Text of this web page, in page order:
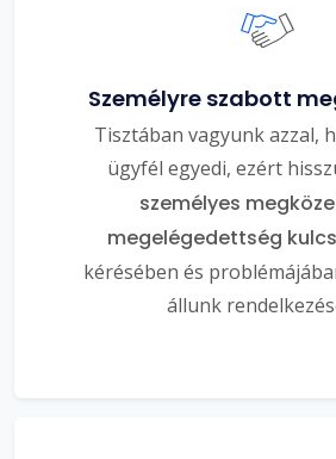
Személyre szabott
Tisztában vagyunk azzal,
ügyfél egyedi, ezért
személyes
megelégedettség
kérésében és
állunk